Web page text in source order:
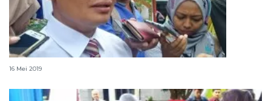
BI Sumbar gandeng ulama kendalikan inflasi
16 Mei 2019